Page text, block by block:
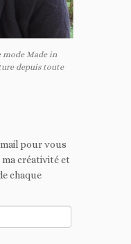
mode Made in
depuis toute
pour vous
ma créativité et
chaque